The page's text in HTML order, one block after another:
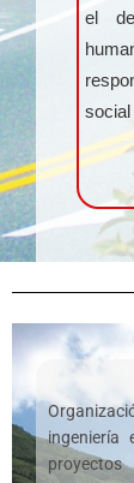
el
social
ingeniería